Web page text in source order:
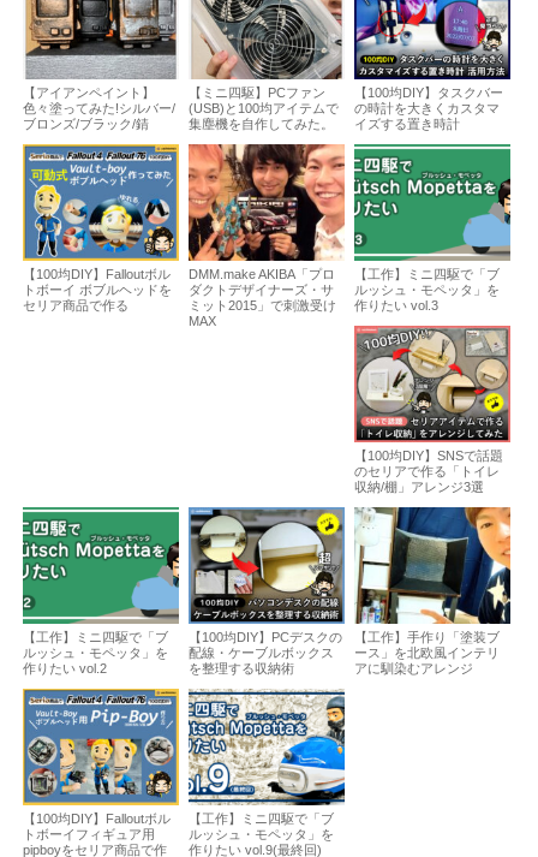
【アイアンペイント】
色々塗ってみた!シルバー/
ブロンズ/ブラック/錆
【ミニ四駆】PCファン
(USB)と100均アイテムで
集塵機を自作してみた。
【100均DIY】タスクバー
の時計を大きくカスタマ
イズする置き時計
【100均DIY】Falloutボル
トボーイ ボブルヘッドを
セリア商品で作る
DMM.make AKIBA「プロ
ダクトデザイナーズ・サ
ミット2015」で刺激受け
MAX
【工作】ミニ四駆で「ブ
ルッシュ・モペッタ」を
作りたい vol.3
【100均DIY】SNSで話題
のセリアで作る「トイレ
収納/棚」アレンジ3選
【工作】ミニ四駆で「ブ
ルッシュ・モペッタ」を
作りたい vol.2
【100均DIY】PCデスクの
配線・ケーブルボックス
を整理する収納術
【工作】手作り「塗装ブ
ース」を北欧風インテリ
アに馴染むアレンジ
【100均DIY】Falloutボル
トボーイフィギュア用
pipboyをセリア商品で作
【工作】ミニ四駆で「ブ
ルッシュ・モペッタ」を
作りたい vol.9(最終回)